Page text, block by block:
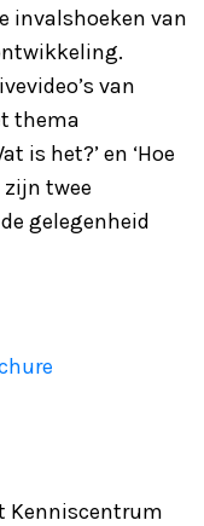
invalshoeken van
van
thema
is het?’ en ‘Hoe
zijn twee
gelegenheid
Kenniscentrum